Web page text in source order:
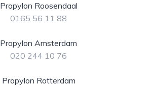
Propylon Roosendaal
0165 56 11 88
Propylon Amsterdam
020 244 10 76
Propylon Rotterdam